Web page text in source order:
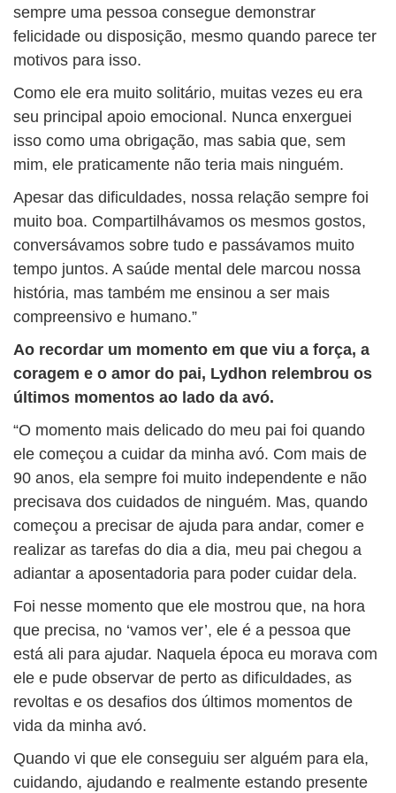
sempre uma pessoa consegue demonstrar
felicidade ou disposição, mesmo quando parece ter
motivos para isso.
Como ele era muito solitário, muitas vezes eu era
seu principal apoio emocional. Nunca enxerguei
isso como uma obrigação, mas sabia que, sem
mim, ele praticamente não teria mais ninguém.
Apesar das dificuldades, nossa relação sempre foi
muito boa. Compartilhávamos os mesmos gostos,
conversávamos sobre tudo e passávamos muito
tempo juntos. A saúde mental dele marcou nossa
história, mas também me ensinou a ser mais
compreensivo e humano.”
Ao recordar um momento em que viu a força, a
coragem e o amor do pai, Lydhon relembrou os
últimos momentos ao lado da avó.
“O momento mais delicado do meu pai foi quando
ele começou a cuidar da minha avó. Com mais de
90 anos, ela sempre foi muito independente e não
precisava dos cuidados de ninguém. Mas, quando
começou a precisar de ajuda para andar, comer e
realizar as tarefas do dia a dia, meu pai chegou a
adiantar a aposentadoria para poder cuidar dela.
Foi nesse momento que ele mostrou que, na hora
que precisa, no ‘vamos ver’, ele é a pessoa que
está ali para ajudar. Naquela época eu morava com
ele e pude observar de perto as dificuldades, as
revoltas e os desafios dos últimos momentos de
vida da minha avó.
Quando vi que ele conseguiu ser alguém para ela,
cuidando, ajudando e realmente estando presente